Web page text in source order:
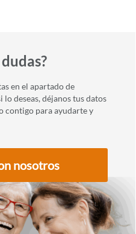
en el apartado de
lo deseas, déjanos tus datos
contigo para ayudarte y
nosotros